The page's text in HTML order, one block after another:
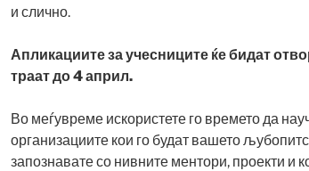
и слично.
Апликациите за учесниците ќе бидат
траат до 4 април.
Во меѓувреме искористете го времето да
организациите кои го будат вашето
запознавате со нивните ментори, проекти и